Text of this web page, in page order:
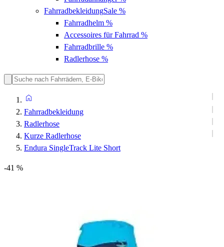
FahrradbekleidungSale %
Fahrradhelm %
Accessoires für Fahrrad %
Fahrradbrille %
Radlerhose %
Fahrradbekleidung
Radlerhose
Kurze Radlerhose
Endura SingleTrack Lite Short
-41 %